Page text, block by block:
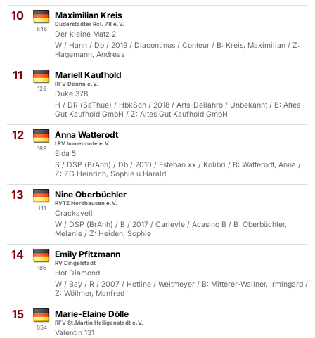
10
646
Maximilian Kreis
Duderstädter Rcl. 78 e.V.
Der kleine Matz 2
W / Hann / Db / 2019 / Diacontinus / Conteur / B: Kreis, Maximilian / Z:
Hagemann, Andreas
11
128
Mariell Kaufhold
RFV Deuna e.V.
Duke 378
H / DR (SaThue) / HbkSch / 2018 / Arts-Deilahro / Unbekannt / B: Altes
Gut Kaufhold GmbH / Z: Altes Gut Kaufhold GmbH
12
189
Anna Watterodt
LRV Immenrode e.V.
Eida 5
S / DSP (BrAnh) / Db / 2010 / Esteban xx / Kolibri / B: Watterodt, Anna /
Z: ZG Heinrich, Sophie u.Harald
13
141
Nine Oberbüchler
RVTZ Nordhausen e.V.
Crackaveli
W / DSP (BrAnh) / B / 2017 / Carleyle / Acasino B / B: Oberbüchler,
Melanie / Z: Heiden, Sophie
14
186
Emily Pfitzmann
RV Dingelstädt
Hot Diamond
W / Bay / R / 2007 / Hotline / Weltmeyer / B: Mitterer-Wallner, Irmingard /
Z: Wöllmer, Manfred
15
654
Marie-Elaine Dölle
RFV St.Martin Heiligenstadt e.V.
Valentin 131